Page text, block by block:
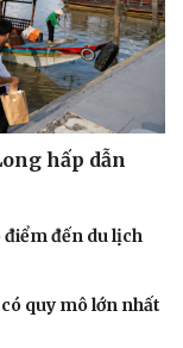
hấp dẫn
đến du lịch
quy mô lớn nhất